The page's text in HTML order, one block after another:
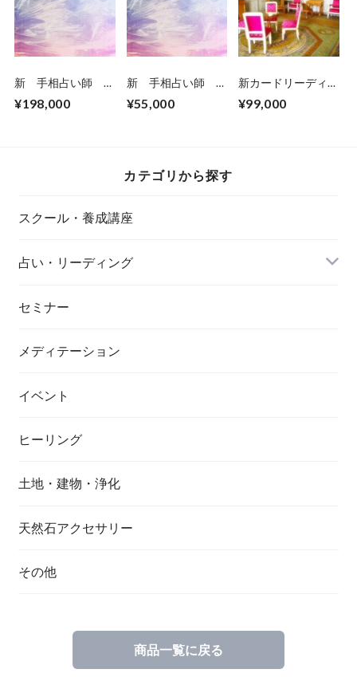
新 手相占い師 養
受講参加申し込みチ
¥198,000
新 手相占い師 基
講座受講参加申し込
¥55,000
新カードリーディン
養成コース・初級受
¥99,000
カテゴリから探す
スクール・養成講座
占い・リーディング
セミナー
メディテーション
イベント
ヒーリング
土地・建物・浄化
天然石アクセサリー
その他
商品一覧に戻る